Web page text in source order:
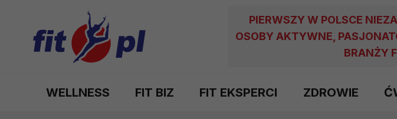
PIERWSZY W POLSCE
OSOBY AKTYWNE,
BRANŻY
WELLNESS FIT BIZ FIT EKSPERCI ZDROWIE